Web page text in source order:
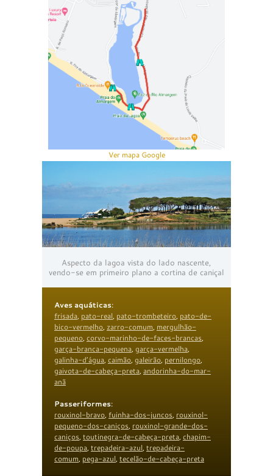
Ver mapa Google
Aspecto da lagoa vista do lado nascente,
vendo-se em primeiro plano a cortina de caniçal
Aves aquáticas:
frisada, pato-real, pato-trombeteiro, pato-de-
bico-vermelho, zarro-comum, mergulhão-
pequeno, corvo-marinho-de-faces-brancas,
garça-branca-pequena, garça-vermelha,
galinha-d’água, caimão, galeirão, pernilongo,
gaivota-de-cabeça-preta, andorinha-do-mar-
anã
Passeriformes:
rouxinol-bravo, fuinha-dos-juncos, rouxinol-
pequeno-dos-caniços, rouxinol-grande-dos-
caniços, toutinegra-de-cabeça-preta, chapim-
de-poupa, trepadeira-azul, trepadeira-
comum, pega-azul, tecelão-de-cabeça-preta